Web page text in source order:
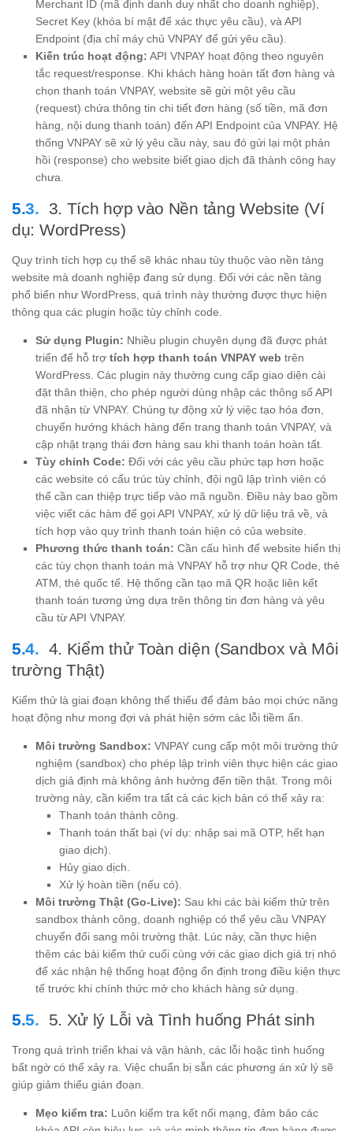
Merchant ID (mã định danh duy nhất cho doanh nghiệp),
Secret Key (khóa bí mật để xác thực yêu cầu), và API
Endpoint (địa chỉ máy chủ VNPAY để gửi yêu cầu).
Kiến trúc hoạt động: API VNPAY hoạt động theo nguyên
tắc request/response. Khi khách hàng hoàn tất đơn hàng và
chọn thanh toán VNPAY, website sẽ gửi một yêu cầu
(request) chứa thông tin chi tiết đơn hàng (số tiền, mã đơn
hàng, nội dung thanh toán) đến API Endpoint của VNPAY. Hệ
thống VNPAY sẽ xử lý yêu cầu này, sau đó gửi lại một phản
hồi (response) cho website biết giao dịch đã thành công hay
chưa.
3. Tích hợp vào Nền tảng Website (Ví
dụ: WordPress)
Quy trình tích hợp cụ thể sẽ khác nhau tùy thuộc vào nền tảng
website mà doanh nghiệp đang sử dụng. Đối với các nền tảng
phổ biến như WordPress, quá trình này thường được thực hiện
thông qua các plugin hoặc tùy chỉnh code.
Sử dụng Plugin: Nhiều plugin chuyên dụng đã được phát
triển để hỗ trợ tích hợp thanh toán VNPAY web trên
WordPress. Các plugin này thường cung cấp giao diện cài
đặt thân thiện, cho phép người dùng nhập các thông số API
đã nhận từ VNPAY. Chúng tự động xử lý việc tạo hóa đơn,
chuyển hướng khách hàng đến trang thanh toán VNPAY, và
cập nhật trạng thái đơn hàng sau khi thanh toán hoàn tất.
Tùy chỉnh Code: Đối với các yêu cầu phức tạp hơn hoặc
các website có cấu trúc tùy chỉnh, đội ngũ lập trình viên có
thể cần can thiệp trực tiếp vào mã nguồn. Điều này bao gồm
việc viết các hàm để gọi API VNPAY, xử lý dữ liệu trả về, và
tích hợp vào quy trình thanh toán hiện có của website.
Phương thức thanh toán: Cần cấu hình để website hiển thị
các tùy chọn thanh toán mà VNPAY hỗ trợ như QR Code, thẻ
ATM, thẻ quốc tế. Hệ thống cần tạo mã QR hoặc liên kết
thanh toán tương ứng dựa trên thông tin đơn hàng và yêu
cầu từ API VNPAY.
4. Kiểm thử Toàn diện (Sandbox và Môi
trường Thật)
Kiểm thử là giai đoạn không thể thiếu để đảm bảo mọi chức năng
hoạt động như mong đợi và phát hiện sớm các lỗi tiềm ẩn.
Môi trường Sandbox: VNPAY cung cấp một môi trường thử
nghiệm (sandbox) cho phép lập trình viên thực hiện các giao
dịch giả định mà không ảnh hưởng đến tiền thật. Trong môi
trường này, cần kiểm tra tất cả các kịch bản có thể xảy ra:
Thanh toán thành công.
Thanh toán thất bại (ví dụ: nhập sai mã OTP, hết hạn
giao dịch).
Hủy giao dịch.
Xử lý hoàn tiền (nếu có).
Môi trường Thật (Go-Live): Sau khi các bài kiểm thử trên
sandbox thành công, doanh nghiệp có thể yêu cầu VNPAY
chuyển đổi sang môi trường thật. Lúc này, cần thực hiện
thêm các bài kiểm thử cuối cùng với các giao dịch giá trị nhỏ
để xác nhận hệ thống hoạt động ổn định trong điều kiện thực
tế trước khi chính thức mở cho khách hàng sử dụng.
5. Xử lý Lỗi và Tình huống Phát sinh
Trong quá trình triển khai và vận hành, các lỗi hoặc tình huống
bất ngờ có thể xảy ra. Việc chuẩn bị sẵn các phương án xử lý sẽ
giúp giảm thiểu gián đoạn.
Mẹo kiểm tra: Luôn kiểm tra kết nối mạng, đảm bảo các